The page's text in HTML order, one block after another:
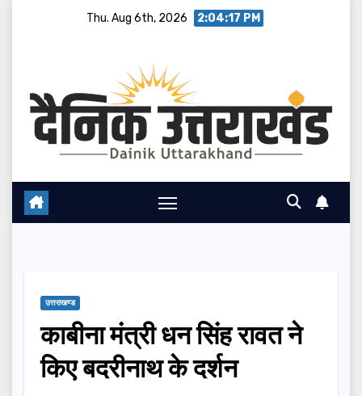
Thu. Aug 6th, 2026 2:04:18 PM
उत्तराखण्ड
काबीना मंत्री धन सिंह रावत ने
किए बदरीनाथ के दर्शन